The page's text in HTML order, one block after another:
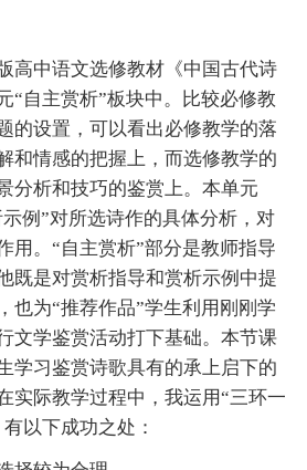
高中语文选修教材《中国古代诗
“自主赏析”板块中。比较必修教
的设置，可以看出必修教学的落
和情感的把握上，而选修教学的
分析和技巧的鉴赏上。本单元
例”对所选诗作的具体分析，对
用。“自主赏析”部分是教师指导
既是对赏析指导和赏析示例中提
也为“推荐作品”学生利用刚刚学
文学鉴赏活动打下基础。本节课
学习鉴赏诗歌具有的承上启下的
实际教学过程中，我运用“三环一
以下成功之处：